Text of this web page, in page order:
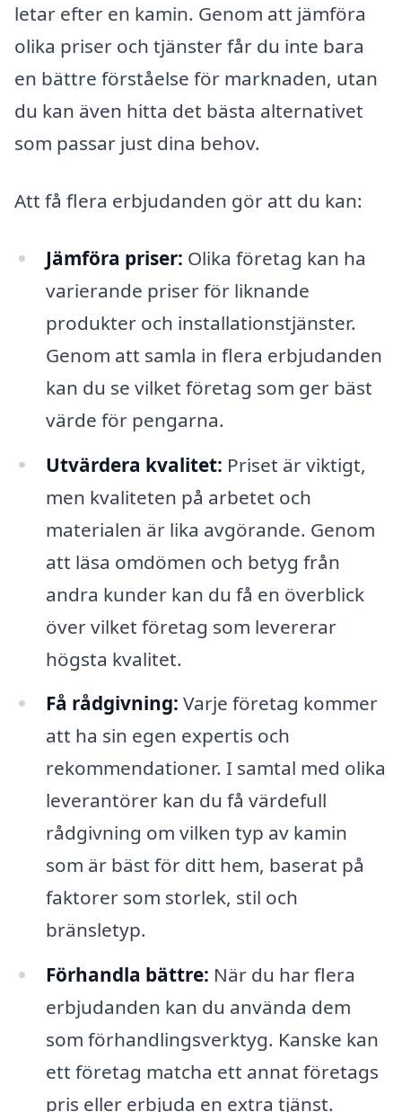
letar efter en kamin. Genom att jämföra
olika priser och tjänster får du inte bara
en bättre förståelse för marknaden, utan
du kan även hitta det bästa alternativet
som passar just dina behov.
Att få flera erbjudanden gör att du kan:
Jämföra priser: Olika företag kan ha
varierande priser för liknande
produkter och installationstjänster.
Genom att samla in flera erbjudanden
kan du se vilket företag som ger bäst
värde för pengarna.
Utvärdera kvalitet: Priset är viktigt,
men kvaliteten på arbetet och
materialen är lika avgörande. Genom
att läsa omdömen och betyg från
andra kunder kan du få en överblick
över vilket företag som levererar
högsta kvalitet.
Få rådgivning: Varje företag kommer
att ha sin egen expertis och
rekommendationer. I samtal med olika
leverantörer kan du få värdefull
rådgivning om vilken typ av kamin
som är bäst för ditt hem, baserat på
faktorer som storlek, stil och
bränsletyp.
Förhandla bättre: När du har flera
erbjudanden kan du använda dem
som förhandlingsverktyg. Kanske kan
ett företag matcha ett annat företags
pris eller erbjuda en extra tjänst.